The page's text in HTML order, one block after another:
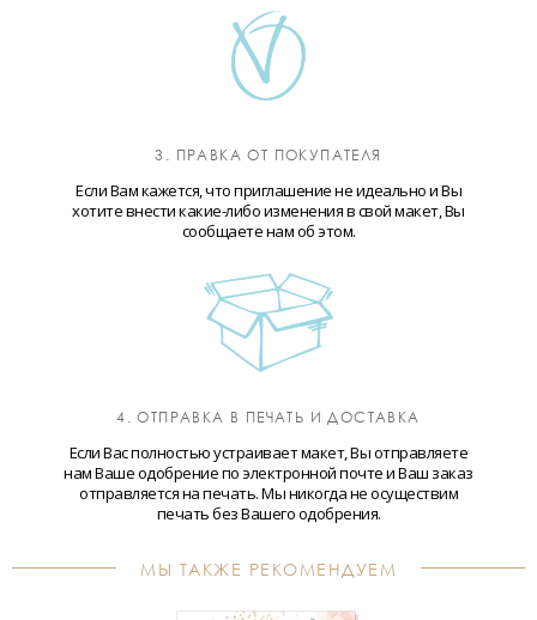
3. ПРАВКА ОТ ПОКУПАТЕЛЯ
Если Вам кажется, что приглашение не идеально и Вы
хотите внести какие-либо изменения в свой макет, Вы
сообщаете нам об этом.
4. ОТПРАВКА В ПЕЧАТЬ И ДОСТАВКА
Если Вас полностью устраивает макет, Вы отправляете
нам Ваше одобрение по электронной почте и Ваш заказ
отправляется на печать. Мы никогда не осуществим
печать без Вашего одобрения.
МЫ ТАКЖЕ РЕКОМЕНДУЕМ